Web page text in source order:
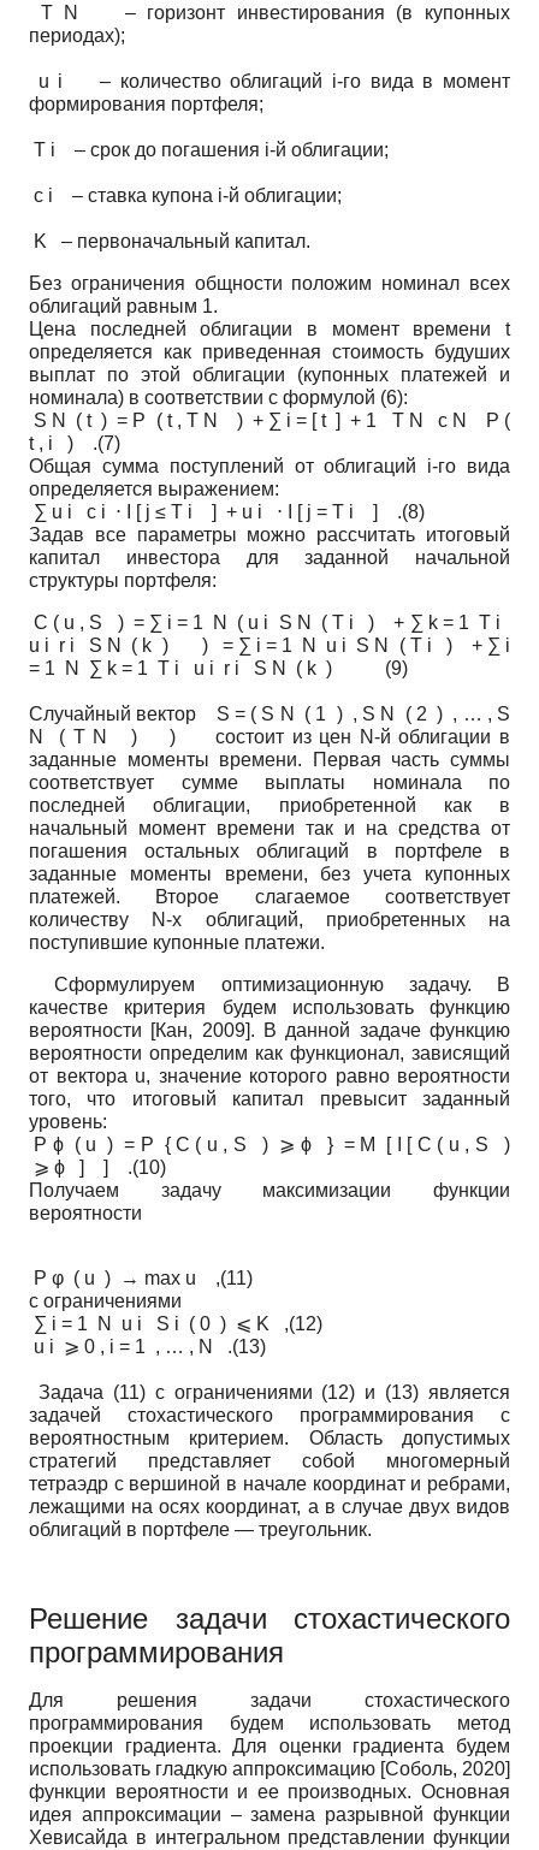
T N – горизонт инвестирования (в купонных
периодах);
u i – количество облигаций i-го вида в момент
формирования портфеля;
T i – срок до погашения i-й облигации;
c i – ставка купона i-й облигации;
K – первоначальный капитал.
Без ограничения общности положим номинал всех
облигаций равным 1.
Цена последней облигации в момент времени t
определяется как приведенная стоимость будуших
выплат по этой облигации (купонных платежей и
номинала) в соответствии с формулой (6):
S N ( t ) = P ( t , T N ) + ∑ i = [ t ] + 1 T N c N P (
t , i ) .(7)
Общая сумма поступлений от облигаций i-го вида
определяется выражением:
∑ u i с i ⋅ I [ j ≤ T i ] + u i ⋅ I [ j = T i ] .(8)
Задав все параметры можно рассчитать итоговый
капитал инвестора для заданной начальной
структуры портфеля:
C ( u , S ) = ∑ i = 1 N ( u i S N ( T i ) + ∑ k = 1 T i
u i r i S N ( k ) ) = ∑ i = 1 N u i S N ( T i ) + ∑ i
= 1 N ∑ k = 1 T i u i r i S N ( k ) (9)
Случайный вектор S = ( S N ( 1 ) , S N ( 2 ) , … , S
N ( T N ) ) состоит из цен N-й облигации в
заданные моменты времени. Первая часть суммы
соответствует сумме выплаты номинала по
последней облигации, приобретенной как в
начальный момент времени так и на средства от
погашения остальных облигаций в портфеле в
заданные моменты времени, без учета купонных
платежей. Второе слагаемое соответствует
количеству N-х облигаций, приобретенных на
поступившие купонные платежи.
Сформулируем оптимизационную задачу. В
качестве критерия будем использовать функцию
вероятности [Кан, 2009]. В данной задаче функцию
вероятности определим как функционал, зависящий
от вектора u, значение которого равно вероятности
того, что итоговый капитал превысит заданный
уровень:
P ϕ ( u ) = P { C ( u , S ) ⩾ ϕ } = M [ I [ C ( u , S )
⩾ ϕ ] ] .(10)
Получаем задачу максимизации функции
вероятности
P φ ( u ) → max u ,(11)
с ограничениями
∑ i = 1 N u i S i ( 0 ) ⩽ K ,(12)
u i ⩾ 0 , i = 1 , … , N .(13)
Задача (11) с ограничениями (12) и (13) является
задачей стохастического программирования с
вероятностным критерием. Область допустимых
стратегий представляет собой многомерный
тетраэдр с вершиной в начале координат и ребрами,
лежащими на осях координат, а в случае двух видов
облигаций в портфеле — треугольник.
Решение задачи стохастического
программирования
Для решения задачи стохастического
программирования будем использовать метод
проекции градиента. Для оценки градиента будем
использовать гладкую аппроксимацию [Соболь, 2020]
функции вероятности и ее производных. Основная
идея аппроксимации – замена разрывной функции
Хевисайда в интегральном представлении функции